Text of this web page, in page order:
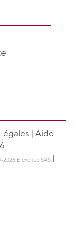
Aide
Elexence SAS